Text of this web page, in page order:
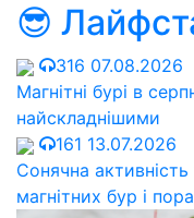
😎
316 07.08.2026
Магнітні бурі в
найскладнішими
161 13.07.2026
Сонячна
магнітних бур і